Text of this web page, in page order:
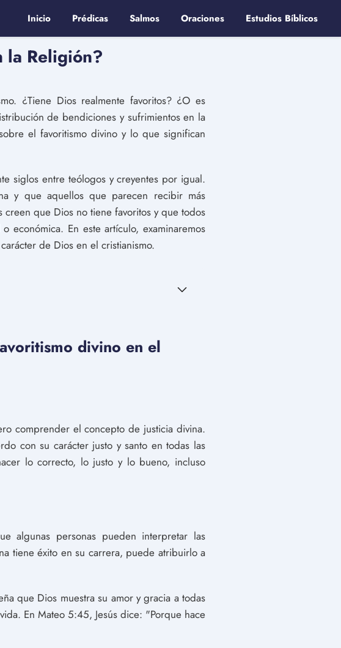
Inicio Prédicas Salmos Oraciones Estudios Bíblicos
la Religión?
¿Tiene Dios realmente favoritos? ¿O es
de bendiciones y sufrimientos en la
el favoritismo divino y lo que significan
siglos entre teólogos y creyentes por igual.
y que aquellos que parecen recibir más
que Dios no tiene favoritos y que todos
económica. En este artículo, examinaremos
de Dios en el cristianismo.
divino en el
comprender el concepto de justicia divina.
con su carácter justo y santo en todas las
lo correcto, lo justo y lo bueno, incluso
algunas personas pueden interpretar las
tiene éxito en su carrera, puede atribuirlo a
que Dios muestra su amor y gracia a todas
En Mateo 5:45, Jesús dice: "Porque hace